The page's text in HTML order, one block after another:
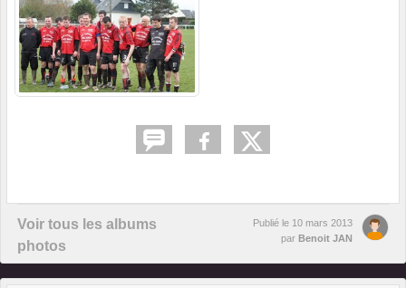
Voir tous les albums
photos
Publié le 10 mars 2013
par Benoit JAN